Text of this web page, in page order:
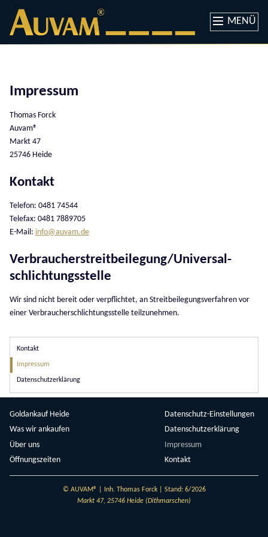
MENÜ
Impressum
Thomas Forck
Auvam®
Markt 47
25746 Heide
Kontakt
Telefon: 0481 74544
Telefax: 0481 7889705
E-Mail: info@auvam.de
Verbraucher­streit­beilegung/Universal­
schlichtungs­stelle
Wir sind nicht bereit oder verpflichtet, an Streitbeilegungsverfahren vor
einer Verbraucherschlichtungsstelle teilzunehmen.
Navigation
Kontakt
Impressum
Datenschutzerklärung
Navigation
überspringen
Goldankauf Heide
Was wir ankaufen
Über uns
Öffnungszeiten
Navigation
überspringen
Datenschutz-Einstellungen
Datenschutzerklärung
Impressum
Kontakt
© AUVAM® | Inh. Thomas Forck | Stand: 6/2026
Markt 47, 25746 Heide (Dithmarschen)